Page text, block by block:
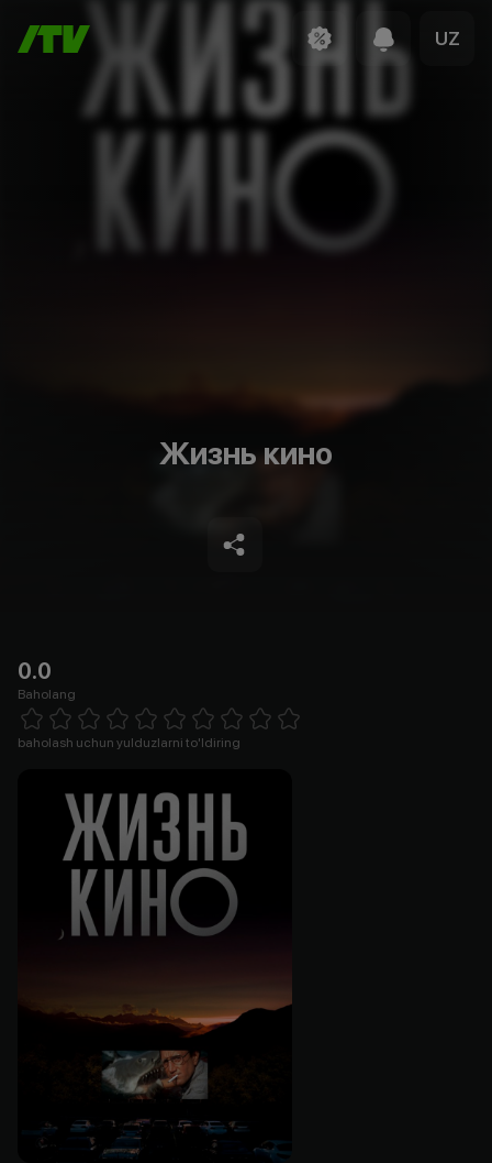
UZ
Жизнь кино
0.0
Baholang
1 Star 2 Stars 3 Stars 4 Stars5 Stars 6 Stars7 Stars8 Stars
baholash uchun yulduzlarni to'ldiring